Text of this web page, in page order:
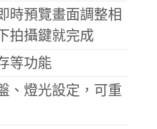
時預覽畫面調整相
拍攝鍵就完成
等功能
、燈光設定，可重